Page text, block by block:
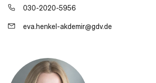
030-2020-5956
eva.henkel-akdemir@gdv.de